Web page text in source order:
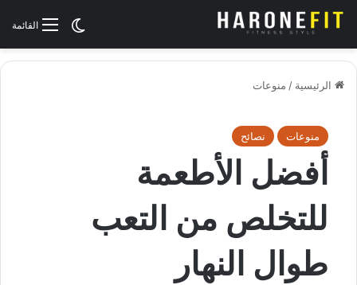
القائمةالوضع
الرئيسية / منوعات
منوعات نصائح
أفضل الأطعمة
للتخلص من التعب
طوال النهار